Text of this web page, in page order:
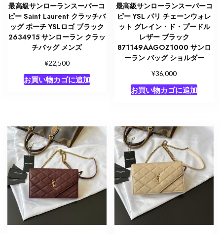
最高級サンローランスーパーコ
ピー Saint Laurent クラッチバ
ッグ ポーチ YSLロゴ ブラック
2634915 サンローラン クラッ
チバッグ メンズ
¥22,500
お買い物カゴに追加
最高級サンローランスーパーコ
ピー YSL パリ チェーンウォレ
ット グレイン・ド・プードル
レザー ブラック
871149AAGOZ1000 サンロ
ーラン バッグ ショルダー
¥36,000
お買い物カゴに追加